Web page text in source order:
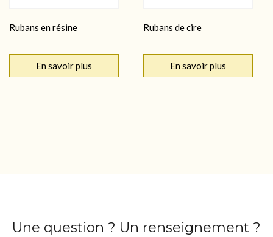
Rubans en résine
En savoir plus
Rubans de cire
En savoir plus
Une question ? Un renseignement ?